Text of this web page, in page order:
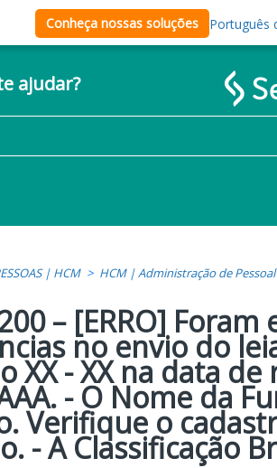
Conheça nossas soluções Português
ajudar?
| HCM HCM | Administração de Pessoal
– [ERRO]
no envio do
XX - XX na data
- O Nome da
Verifique o
- A Classificação